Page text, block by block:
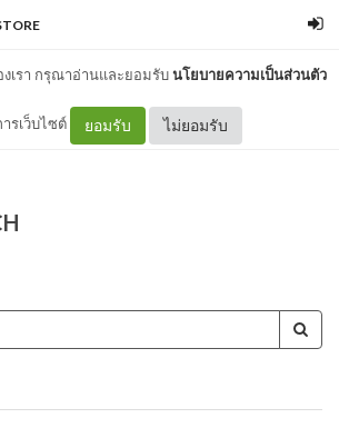
เรา กรุณาอ่านและยอมรับนโยบายความเป็นส่วนตัว
รเว็บไซต์ ยอมรับ ไม่ยอมรับ